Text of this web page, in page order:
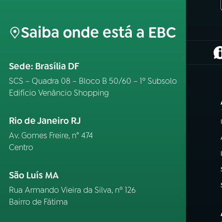
Saiba onde está a EBC
Sede: Brasília DF
SCS – Quadra 08 – Bloco B 50/60 – 1º Subsolo
Edifício Venâncio Shopping
Rio de Janeiro RJ
Av. Gomes Freire, n° 474
Centro
São Luís MA
Rua Armando Vieira da Silva, nº 126
Bairro de Fátima